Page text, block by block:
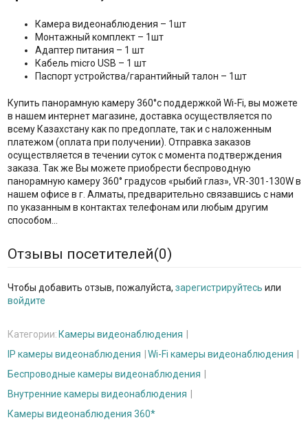
Камера видеонаблюдения – 1шт
Монтажный комплект – 1шт
Адаптер питания – 1 шт
Кабель micro USB – 1 шт
Паспорт устройства/гарантийный талон – 1шт
Купить панорамную камеру 360°с поддержкой Wi-Fi, вы можете
в нашем интернет магазине, доставка осуществляется по
всему Казахстану как по предоплате, так и с наложенным
платежом (оплата при получении). Отправка заказов
осуществляется в течении суток с момента подтверждения
заказа. Так же Вы можете приобрести беспроводную
панорамную камеру 360° градусов «рыбий глаз», VR-301-130W в
нашем офисе в г. Алматы, предварительно связавшись с нами
по указанным в контактах телефонам или любым другим
способом…
Отзывы посетителей(0)
Чтобы добавить отзыв, пожалуйста, зарегистрируйтесь или
войдите
Категории: Камеры видеонаблюдения
IP камеры видеонаблюдения
Wi-Fi камеры видеонаблюдения
Беспроводные камеры видеонаблюдения
Внутренние камеры видеонаблюдения
Камеры видеонаблюдения 360*